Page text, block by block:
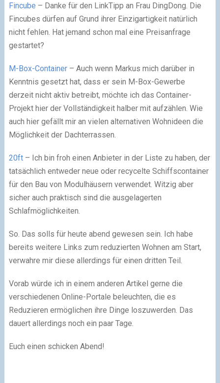
Fincube – Danke für den LinkTipp an Frau DingDong. Die
Fincubes dürfen auf Grund ihrer Einzigartigkeit natürlich
nicht fehlen. Hat jemand schon mal eine Preisanfrage
gestartet?
M-Box-Container– Auch wenn Markus mich darüber in
Kenntnis gesetzt hat, dass er sein M-Box-Gewerbe
derzeit nicht aktiv betreibt, möchte ich das Container-
Projekt hier der Vollständigkeit halber mit aufzählen. Wie
auch hier gefällt mir an vielen alternativen Wohnideen die
Möglichkeit der Dachterrassen.
20ft– Ich bin froh einen Anbieter in der Liste zu haben, der
tatsächlich entweder neue oder recycelte Schiffscontainer
für den Bau von Modulhäusern verwendet. Witzig aber
sicher auch praktisch sind die ausgelagerten
Schlafmöglichkeiten.
So. Das solls für heute abend gewesen sein. Ich habe
bereits weitere Links zum reduzierten Wohnen am Start,
verwahre mir diese allerdings für einen dritten Teil.
Vorab würde ich in einem anderen Artikel gerne die
verschiedenen Online-Portale beleuchten, die es
Reduzieren ermöglichen ihre Dinge loszuwerden. Das
dauert allerdings noch ein paar Tage.
Euch einen schicken Abend!